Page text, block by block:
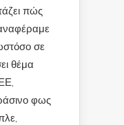
πώς
σε
θέμα
φως